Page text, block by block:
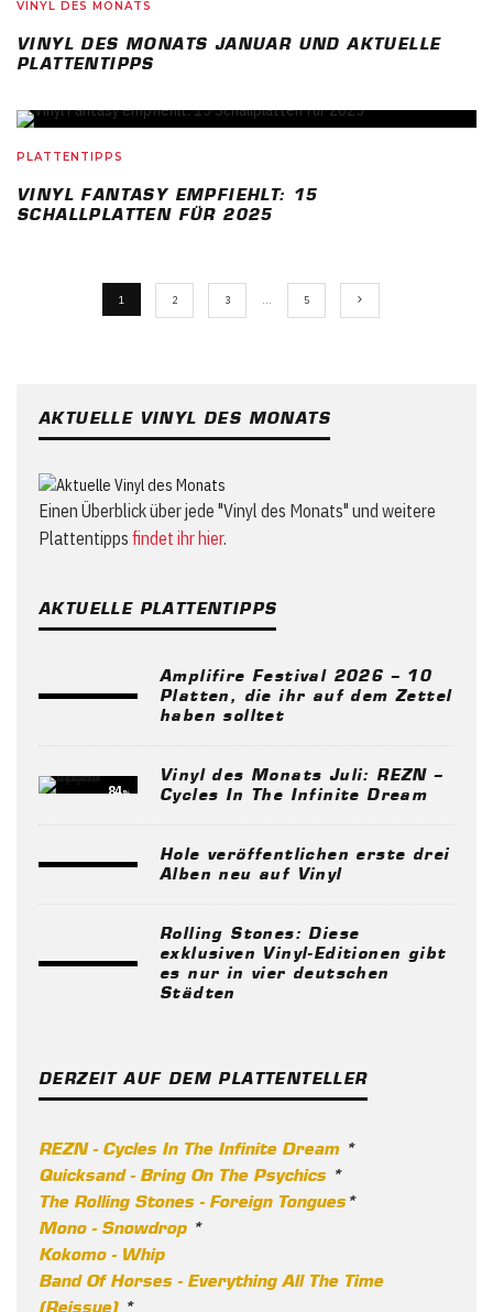
VINYL DES MONATS
VINYL DES MONATS JANUAR UND AKTUELLE
PLATTENTIPPS
PLATTENTIPPS
VINYL FANTASY EMPFIEHLT: 15
SCHALLPLATTEN FÜR 2025
1 2 3 … 5
AKTUELLE VINYL DES MONATS
Einen Überblick über jede "Vinyl des Monats" und weitere
Plattentipps findet ihr hier.
AKTUELLE PLATTENTIPPS
Amplifire Festival 2026 – 10
Platten, die ihr auf dem Zettel
haben solltet
84%
Vinyl des Monats Juli: REZN –
Cycles In The Infinite Dream
Hole veröffentlichen erste drei
Alben neu auf Vinyl
Rolling Stones: Diese
exklusiven Vinyl-Editionen gibt
es nur in vier deutschen
Städten
DERZEIT AUF DEM PLATTENTELLER
REZN - Cycles In The Infinite Dream*
Quicksand - Bring On The Psychics*
The Rolling Stones - Foreign Tongues*
Mono - Snowdrop*
Kokomo - Whip
Band Of Horses - Everything All The Time
(Reissue) *